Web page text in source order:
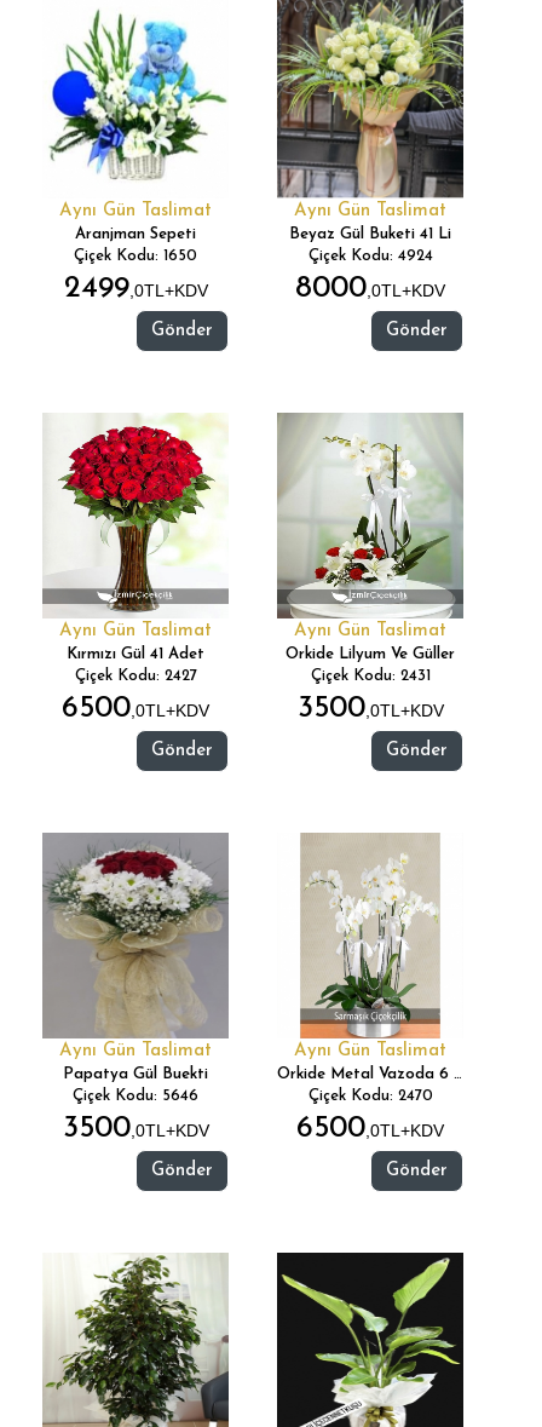
Aynı Gün Taslimat
Aranjman Sepeti
Çiçek Kodu: 1650
2499,0TL+KDV
Gönder
Aynı Gün Taslimat
Beyaz Gül Buketi 41 Li
Çiçek Kodu: 4924
8000,0TL+KDV
Gönder
Aynı Gün Taslimat
Kırmızı Gül 41 Adet
Çiçek Kodu: 2427
6500,0TL+KDV
Gönder
Aynı Gün Taslimat
Orkide Lilyum Ve Güller
Çiçek Kodu: 2431
3500,0TL+KDV
Gönder
Aynı Gün Taslimat
Papatya Gül Buekti
Çiçek Kodu: 5646
3500,0TL+KDV
Gönder
Aynı Gün Taslimat
Orkide Metal Vazoda 6 Dal
Çiçek Kodu: 2470
6500,0TL+KDV
Gönder